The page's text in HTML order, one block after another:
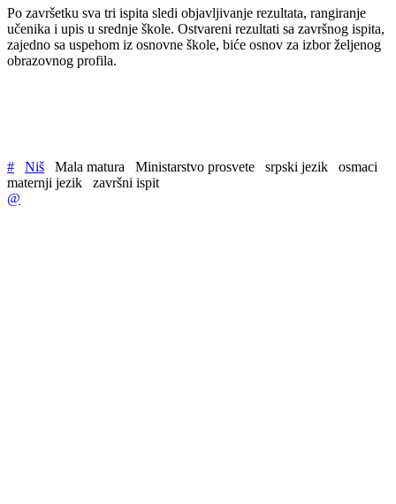
Po završetku sva tri ispita sledi objavljivanje rezultata, rangiranje
učenika i upis u srednje škole. Ostvareni rezultati sa završnog ispita,
zajedno sa uspehom iz osnovne škole, biće osnov za izbor željenog
obrazovnog profila.
# Niš Mala matura Ministarstvo prosvete srpski jezik
osmaci
maternji jezik
završni ispit
@